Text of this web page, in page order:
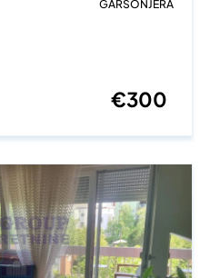
GARSONJERA
€300